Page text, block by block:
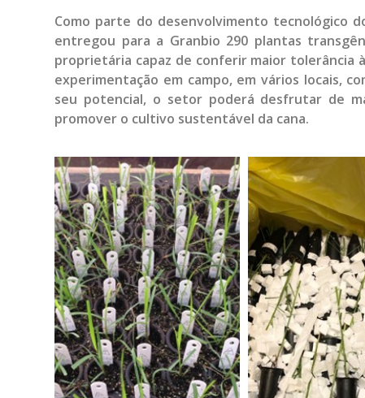
Como parte do desenvolvimento tecnológico
entregou para a Granbio 290 plantas
proprietária capaz de conferir maior tolerância
experimentação em campo, em vários locais,
seu potencial, o setor poderá desfrutar de
promover o cultivo sustentável da cana.